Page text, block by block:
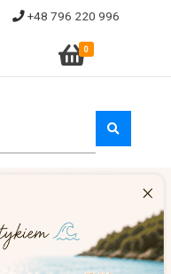
+48 796 220 996
0